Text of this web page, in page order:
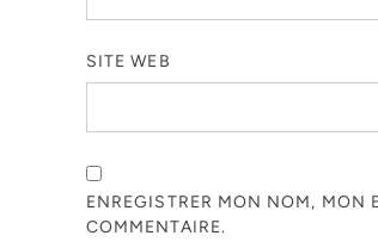
SITE WEB
ENREGISTRER MON NOM, MON
COMMENTAIRE.